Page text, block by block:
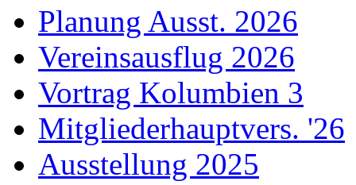
Planung Ausst. 2026
Vereinsausflug 2026
Vortrag Kolumbien 3
Mitgliederhauptvers. '26
Ausstellung 2025